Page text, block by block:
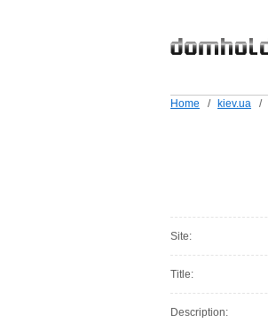
Home / kiev.ua /
Site:
Title:
Description: